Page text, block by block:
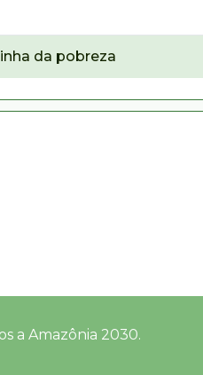
da pobreza
a Amazônia 2030.